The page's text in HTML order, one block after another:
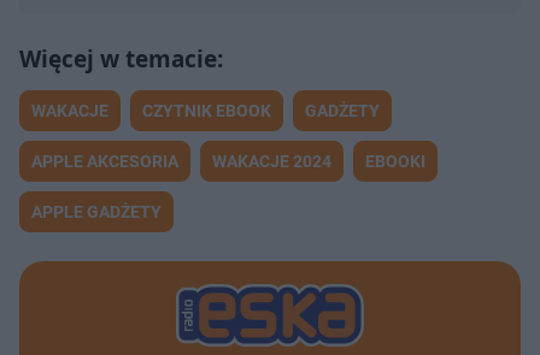
WAKACJE CZYTNIK EBOOK GADŻETY
APPLE AKCESORIA WAKACJE 2024 EBOOKI
APPLE GADŻETY